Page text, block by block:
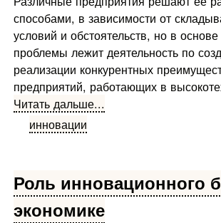
способами, в зависимости от
условий и обстоятельств, но в
проблемы лежит деятельность по
реализации конкурентных
предприятий, работающих в
Читать дальше...
инновации
Роль инновационного
экономике